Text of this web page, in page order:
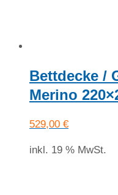
Bettdecke /
Merino
529,00 €
inkl. 19 % MwSt.